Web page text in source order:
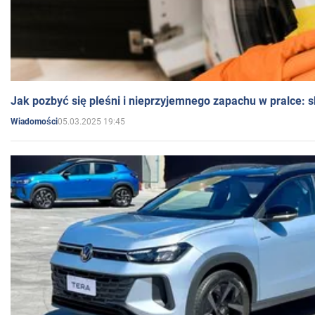
Jak pozbyć się pleśni i nieprzyjemnego zapachu w pralce:
Wiadomości05.03.2025 19:45